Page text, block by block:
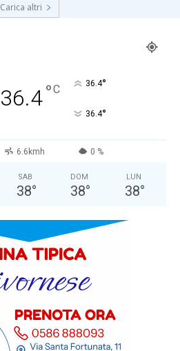
Carica altri
36.4°C 36.4°
36.4°
6.6kmh 0 %
SAB
38°
DOM
38°
LUN
38°